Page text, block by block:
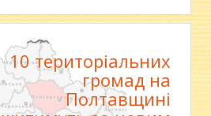
10 територіальних
громад на
Полтавщині